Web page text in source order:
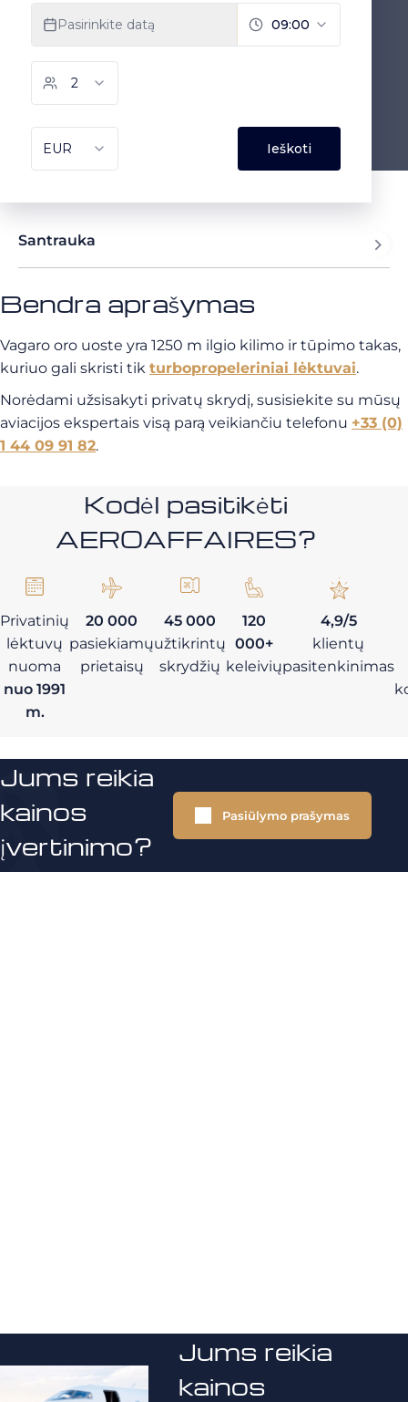
Santrauka
Bendra aprašymas
Vagaro oro uoste yra 1250 m ilgio kilimo ir tūpimo takas,
kuriuo gali skristi tik turbopropeleriniai lėktuvai.
Norėdami užsisakyti privatų skrydį, susisiekite su mūsų
aviacijos ekspertais visą parą veikiančiu telefonu +33 (0)
1 44 09 91 82.
Kodėl pasitikėti
AEROAFFAIRES?
Privatinių
lėktuvų
nuoma
nuo 1991
m.
20 000
pasiekiamų
prietaisų
45 000
užtikrintų
skrydžių
120
000+
keleivių
4,9/5
klientų
pasitenkinimas
Jums reikia
kainos
įvertinimo?
Pasiūlymo prašymas
Jums reikia
kainos